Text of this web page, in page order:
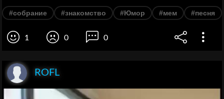
#собрание #знакомство #Юмор #мем #песня
1 0 0
ROFL